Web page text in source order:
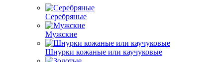
Серебряные
Мужские
Шнурки кожаные или каучуковые